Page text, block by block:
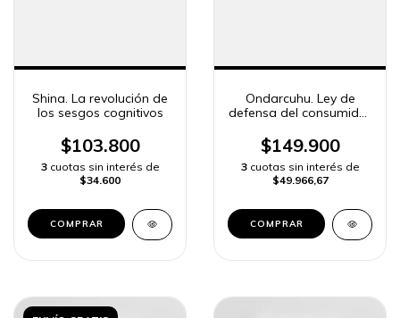
Shina. La revolución de
los sesgos cognitivos
$103.800
3 cuotas sin interés de
$34.600
COMPRAR
Ondarcuhu. Ley de
defensa del consumidor
$149.900
3 cuotas sin interés de
$49.966,67
COMPRAR